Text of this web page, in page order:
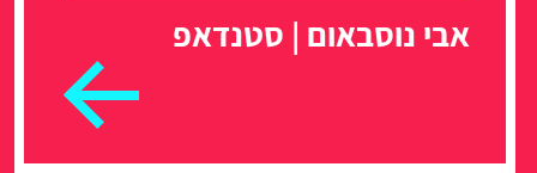
אבי נוסבאום | סטנדאפ